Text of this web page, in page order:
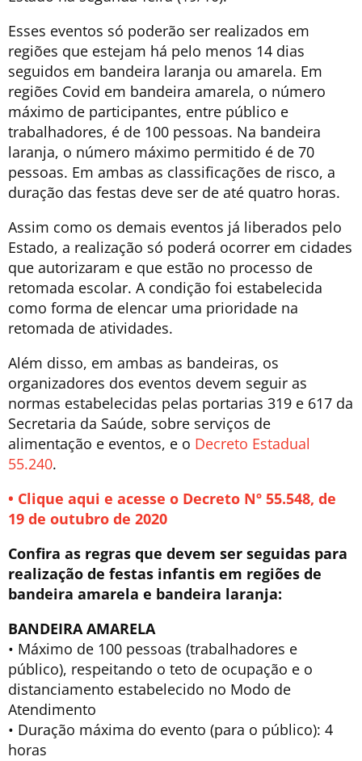
Esses eventos só poderão ser realizados em
regiões que estejam há pelo menos 14 dias
seguidos em bandeira laranja ou amarela. Em
regiões Covid em bandeira amarela, o número
máximo de participantes, entre público e
trabalhadores, é de 100 pessoas. Na bandeira
laranja, o número máximo permitido é de 70
pessoas. Em ambas as classificações de risco, a
duração das festas deve ser de até quatro horas.
Assim como os demais eventos já liberados pelo
Estado, a realização só poderá ocorrer em cidades
que autorizaram e que estão no processo de
retomada escolar. A condição foi estabelecida
como forma de elencar uma prioridade na
retomada de atividades.
Além disso, em ambas as bandeiras, os
organizadores dos eventos devem seguir as
normas estabelecidas pelas portarias 319 e 617 da
Secretaria da Saúde, sobre serviços de
alimentação e eventos, e o Decreto Estadual
55.240.
• Clique aqui e acesse o Decreto Nº 55.548, de
19 de outubro de 2020
Confira as regras que devem ser seguidas para
realização de festas infantis em regiões de
bandeira amarela e bandeira laranja:
BANDEIRA AMARELA
• Máximo de 100 pessoas (trabalhadores e
público), respeitando o teto de ocupação e o
distanciamento estabelecido no Modo de
Atendimento
• Duração máxima do evento (para o público): 4
horas